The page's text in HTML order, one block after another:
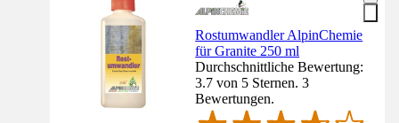
Rostumwandler AlpinChemie
für Granite 250 ml
Durchschnittliche Bewertung:
3.7 von 5 Sternen. 3
Bewertungen.